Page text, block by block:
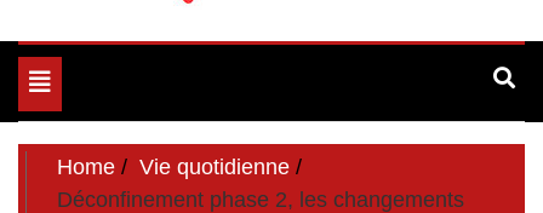
Actu d'Ici
Toggle
navigation
Home
Vie quotidienne
Déconfinement phase 2, les changements